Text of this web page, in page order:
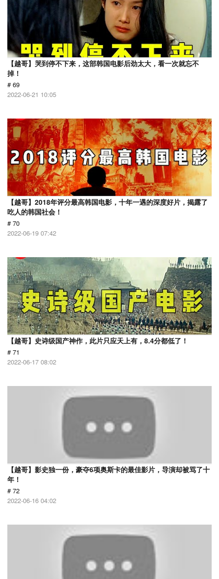
【越哥】哭到停不下来，这部韩国电影后劲太大，看一次就忘不
掉！
# 69
2022-06-21 10:05
【越哥】2018年评分最高韩国电影，十年一遇的深度好片，揭露了
吃人的韩国社会！
# 70
2022-06-19 07:42
【越哥】史诗级国产神作，此片只应天上有，8.4分都低了！
# 71
2022-06-17 08:02
【越哥】影史独一份，豪夺6项奥斯卡的最佳影片，导演却被骂了十
年！
# 72
2022-06-16 04:02